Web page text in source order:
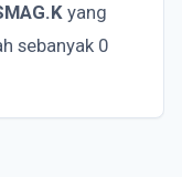
yang
sebanyak 0